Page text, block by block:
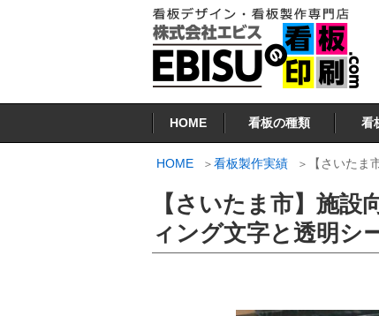
ツ
看板印刷.COM
HOME 看板の種類 看
HOME 看板製作実績 【さいた
【さいたま市】施
ィング文字と透明シ